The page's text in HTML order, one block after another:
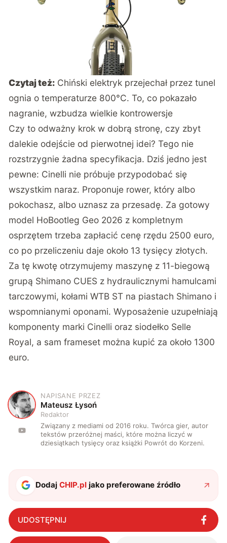
Czytaj też: Chiński elektryk przejechał przez tunel
ognia o temperaturze 800°C. To, co pokazało
nagranie, wzbudza wielkie kontrowersje
Czy to odważny krok w dobrą stronę, czy zbyt
dalekie odejście od pierwotnej idei? Tego nie
rozstrzygnie żadna specyfikacja. Dziś jedno jest
pewne: Cinelli nie próbuje przypodobać się
wszystkim naraz. Proponuje rower, który albo
pokochasz, albo uznasz za przesadę. Za gotowy
model HoBootleg Geo 2026 z kompletnym
osprzętem trzeba zapłacić cenę rzędu 2500 euro,
co po przeliczeniu daje około 13 tysięcy złotych.
Za tę kwotę otrzymujemy maszynę z 11-biegową
grupą Shimano CUES z hydraulicznymi hamulcami
tarczowymi, kołami WTB ST na piastach Shimano i
wspomnianymi oponami. Wyposażenie uzupełniają
komponenty marki Cinelli oraz siodełko Selle
Royal, a sam frameset można kupić za około 1300
euro.
M
NAPISANE PRZEZ
Mateusz Łysoń
Redaktor
Związany z mediami od 2016 roku. Twórca gier, autor
tekstów przeróżnej maści, które można liczyć w
dziesiątkach tysięcy oraz książki Powrót do Korzeni.
DodajCHIP.pl jako preferowane źródło
UDOSTĘPNIJ